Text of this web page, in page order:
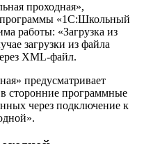
проходная»,
программы «1С:Школьный
работы: «Загрузка из
загрузки из файла
XML-файл.
предусматривает
сторонние программные
через подключение к